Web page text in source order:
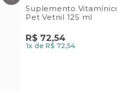
Suplemento
Pet Vetnil 125 ml
R$ 72,54
1x de R$ 72,54